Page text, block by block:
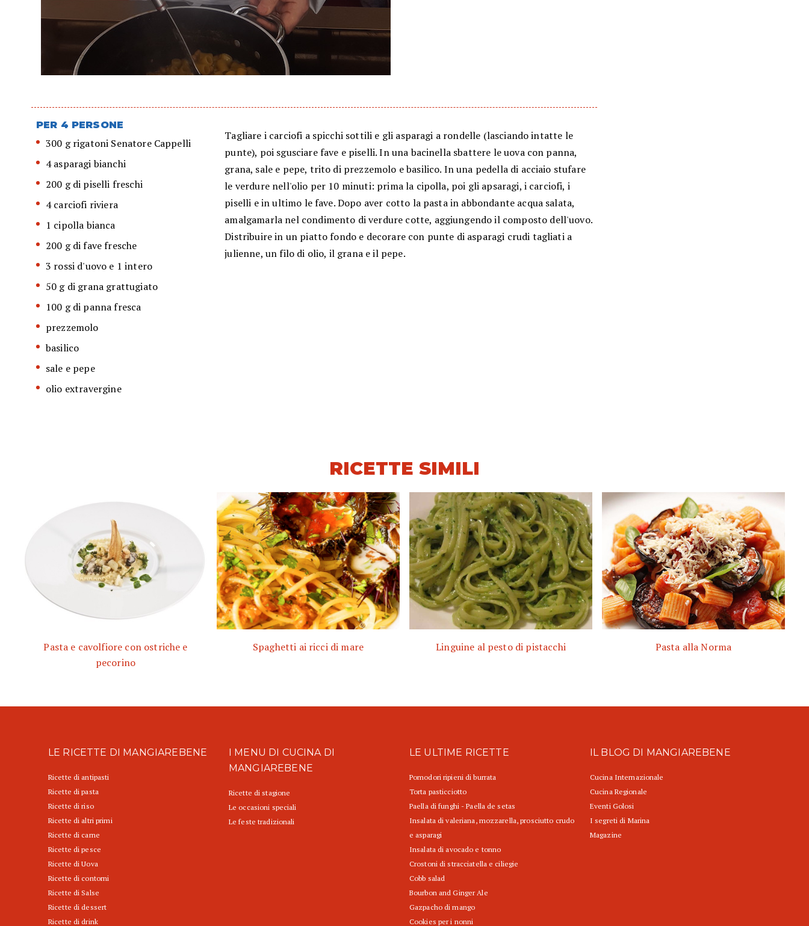
PER 4 PERSONE
300 g rigatoni Senatore Cappelli
4 asparagi bianchi
200 g di piselli freschi
4 carciofi riviera
1 cipolla bianca
200 g di fave fresche
3 rossi d'uovo e 1 intero
50 g di grana grattugiato
100 g di panna fresca
prezzemolo
basilico
sale e pepe
olio extravergine
Tagliare i carciofi a spicchi sottili e gli asparagi a rondelle (lasciando intatte le
punte), poi sgusciare fave e piselli. In una bacinella sbattere le uova con panna,
grana, sale e pepe, trito di prezzemolo e basilico. In una pedella di acciaio stufare
le verdure nell'olio per 10 minuti: prima la cipolla, poi gli apsaragi, i carciofi, i
piselli e in ultimo le fave. Dopo aver cotto la pasta in abbondante acqua salata,
amalgamarla nel condimento di verdure cotte, aggiungendo il composto dell'uovo.
Distribuire in un piatto fondo e decorare con punte di asparagi crudi tagliati a
julienne, un filo di olio, il grana e il pepe.
RICETTE SIMILI
Pasta e cavolfiore con ostriche e
pecorino
Spaghetti ai ricci di mare Linguine al pesto di pistacchi Pasta alla Norma
LE RICETTE DI MANGIAREBENE
Ricette di antipasti
Ricette di pasta
Ricette di riso
Ricette di altri primi
Ricette di carne
Ricette di pesce
Ricette di Uova
Ricette di contorni
Ricette di Salse
Ricette di dessert
Ricette di drink
I MENU DI CUCINA DI
MANGIAREBENE
Ricette di stagione
Le occasioni speciali
Le feste tradizionali
LE ULTIME RICETTE
Pomodori ripieni di burrata
Torta pasticciotto
Paella di funghi - Paella de setas
Insalata di valeriana, mozzarella, prosciutto crudo
e asparagi
Insalata di avocado e tonno
Crostoni di stracciatella e ciliegie
Cobb salad
Bourbon and Ginger Ale
Gazpacho di mango
Cookies per i nonni
IL BLOG DI MANGIAREBENE
Cucina Internazionale
Cucina Regionale
Eventi Golosi
I segreti di Marina
Magazine